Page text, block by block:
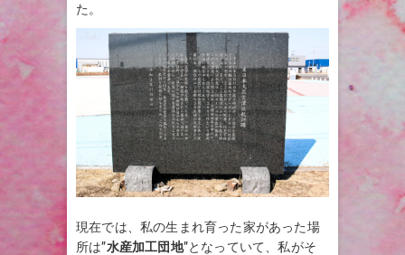
た。
現在では、私の生まれ育った家があった場
所は”水産加工団地”となっていて、私がそ